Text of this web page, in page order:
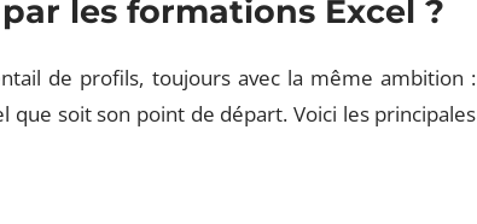
les formations Excel ?
de profils, toujours avec la même ambition :
que soit son point de départ. Voici les principales